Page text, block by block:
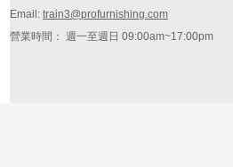
Email: train3@profurnishing.com
營業時間： 週一至週日 09:00am~17:00pm